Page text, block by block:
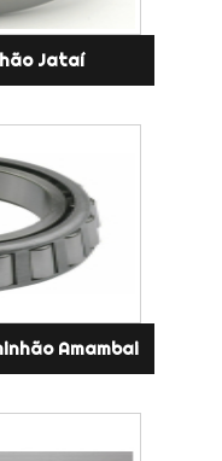
Jataí
Amambai